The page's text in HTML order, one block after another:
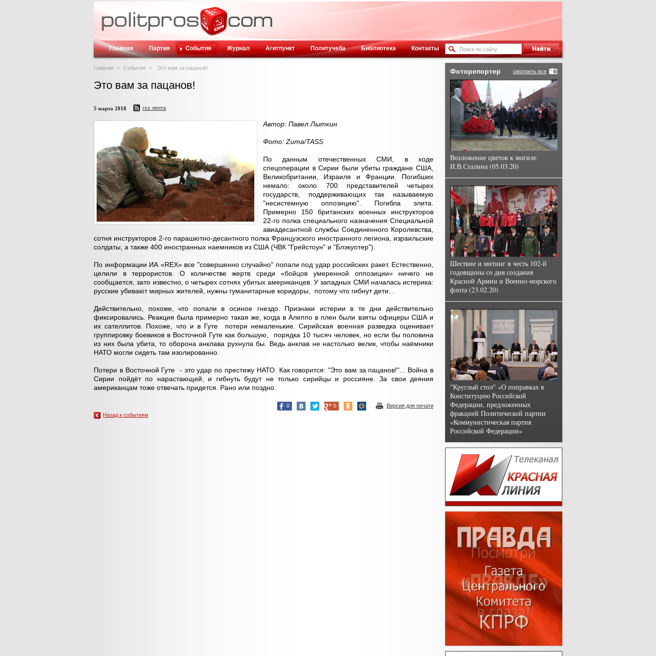
Главная Партия События Журнал Агитпункт Политучеба Библиотека Контакты
Главная События Это вам за пацанов!
Это вам за пацанов!
5 марта 2018 rss лента
Автор: Павел Лыткин
Фото: Zuma/TASS
По данным отечественных СМИ, в ходе
спецоперации в Сирии были убиты граждане США,
Великобритании, Израиля и Франции. Погибших
немало: около 700 представителей четырех
государств, поддерживающих так называемую
"несистемную оппозицию". Погибла элита.
Примерно 150 британских военных инструкторов
22-го полка специального назначения Специальной
авиадесантной службы Соединенного Королевства,
сотня инструкторов 2-го парашютно-десантного полка Французского иностранного легиона, израильские
солдаты, а также 400 иностранных наемников из США (ЧВК "Грейстоун" и "Блэкуотер").
По информации ИА «REX» все "совершенно случайно" попали под удар российских ракет. Естественно,
целили в террористов. О количестве жертв среди «бойцов умеренной оппозиции» ничего не
сообщается, зато известно, о четырех сотнях убитых американцев. У западных СМИ началась истерика:
русские убивают мирных жителей, нужны гуманитарные коридоры, потому что гибнут дети…
Действительно, похоже, что попали в осиное гнездо. Признаки истерии в те дни действительно
фиксировались. Реакция была примерно такая же, когда в Алеппо в плен были взяты офицеры США и
их сателлитов. Похоже, что и в Гуте потери немаленькие. Сирийская военная разведка оценивает
группировку боевиков в Восточной Гуте как большую, порядка 10 тысяч человек, но если бы половина
из них была убита, то оборона анклава рухнула бы. Ведь анклав не настолько велик, чтобы наёмники
НАТО могли сидеть там изолированно.
Потери в Восточной Гуте - это удар по престижу НАТО. Как говорится: "Это вам за пацанов!"... Война в
Сирии пойдёт по нарастающей, и гибнуть будут не только сирийцы и россияне. За свои деяния
американцам тоже отвечать придется. Рано или поздно.
Версия для печати
0
0
Назад к событиям
смотреть все
Фоторепортер
Возложение цветов к могиле
И.В.Сталина (05.03.20)
Шествие и митинг в честь 102-й
годовщины со дня создания
Красной Армии и Военно-морского
флота (23.02.20)
"Круглый стол" «О поправках в
Конституцию Российской
Федерации, предложенных
фракцией Политической партии
«Коммунистическая партия
Российской Федерации»